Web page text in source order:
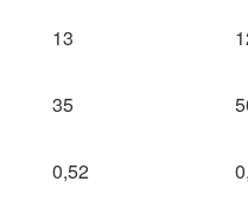
13
35
0,52